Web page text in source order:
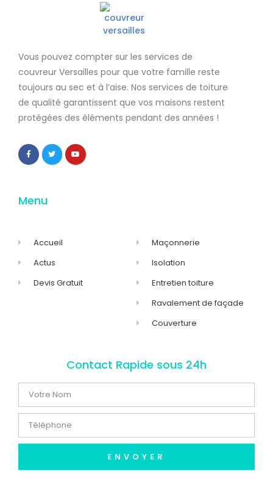
Vous pouvez compter sur les services de
couvreur Versailles pour que votre famille reste
toujours au sec et à l’aise. Nos services de toiture
de qualité garantissent que vos maisons restent
protégées des éléments pendant des années !
Menu
Accueil
Actus
Devis Gratuit
Maçonnerie
Isolation
Entretien toiture
Ravalement de façade
Couverture
Contact Rapide sous 24h
ENVOYER